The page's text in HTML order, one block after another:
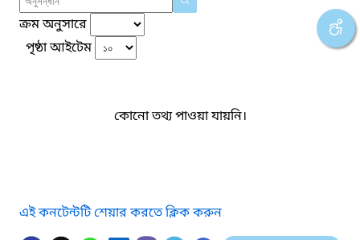
ক্রম অনুসারে
পৃষ্ঠা আইটেম
কোনো তথ্য পাওয়া যায়নি।
এই কনটেন্টটি শেয়ার করতে ক্লিক করুন